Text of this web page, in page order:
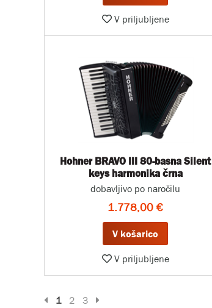
V priljubljene
Hohner BRAVO III 80-basna Silent
keys harmonika črna
dobavljivo po naročilu
1.778,00 €
V košarico
V priljubljene
Prejšnja stran
1 2 3